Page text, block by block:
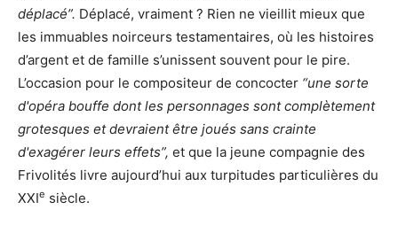
déplacé”. Déplacé, vraiment ? Rien ne vieillit mieux que
les immuables noirceurs testamentaires, où les histoires
d’argent et de famille s’unissent souvent pour le pire.
L’occasion pour le compositeur de concocter “une sorte
d'opéra bouffe dont les personnages sont complètement
grotesques et devraient être joués sans crainte
d'exagérer leurs effets”, et que la jeune compagnie des
Frivolités livre aujourd’hui aux turpitudes particulières du
XXIe siècle.